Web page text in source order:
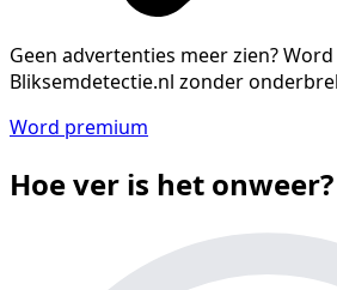
Geen advertenties meer zien?
Bliksemdetectie.nl zonder
Word premium
Hoe ver is het onweer?